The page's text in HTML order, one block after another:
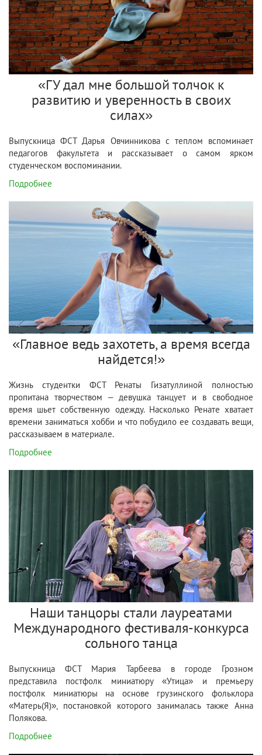
«ГУ дал мне большой толчок к
развитию и уверенность в своих
силах»
Выпускница ФСТ Дарья Овчинникова с теплом вспоминает
педагогов факультета и рассказывает о самом ярком
студенческом воспоминании.
Подробнее
«Главное ведь захотеть, а время всегда
найдется!»
Жизнь студентки ФСТ Ренаты Гизатуллиной полностью
пропитана творчеством – девушка танцует и в свободное
время шьет собственную одежду. Насколько Ренате хватает
времени заниматься хобби и что побудило ее создавать вещи,
рассказываем в материале.
Подробнее
Наши танцоры стали лауреатами
Международного фестиваля-конкурса
сольного танца
Выпускница ФСТ Мария Тарбеева в городе Грозном
представила постфолк миниатюру «Утица» и премьеру
постфолк миниатюры на основе грузинского фольклора
«Матерь(Я)», постановкой которого занималась также Анна
Полякова.
Подробнее